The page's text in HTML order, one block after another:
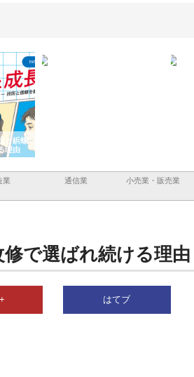
と鋲螺
理由
業 通信業 小売業・販売業
で選ばれ続ける理由
はてブ